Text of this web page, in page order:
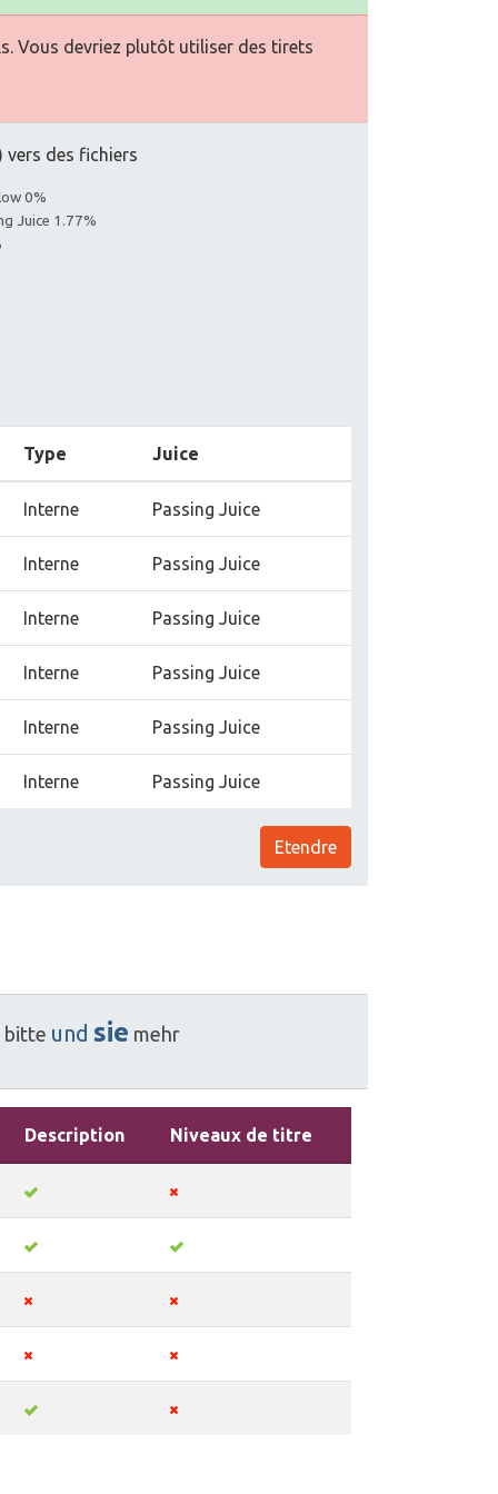
Vous devriez plutôt utiliser des tirets
vers des fichiers
0%
Juice 1.77%
Type Juice
Interne Passing Juice
Interne Passing Juice
Interne Passing Juice
Interne Passing Juice
Interne Passing Juice
Interne Passing Juice
Etendre
bitte und sie mehr
Description Niveaux de titre